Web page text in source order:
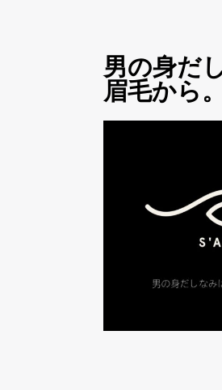
男の身だ
眉毛から。